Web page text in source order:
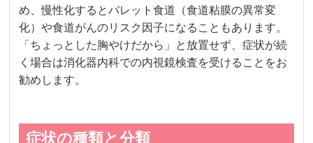
め、慢性化するとバレット食道（食道粘膜の異常変
化）や食道がんのリスク因子になることもあります。
「ちょっとした胸やけだから」と放置せず、症状が続
く場合は消化器内科での内視鏡検査を受けることをお
勧めします。
症状の種類と分類